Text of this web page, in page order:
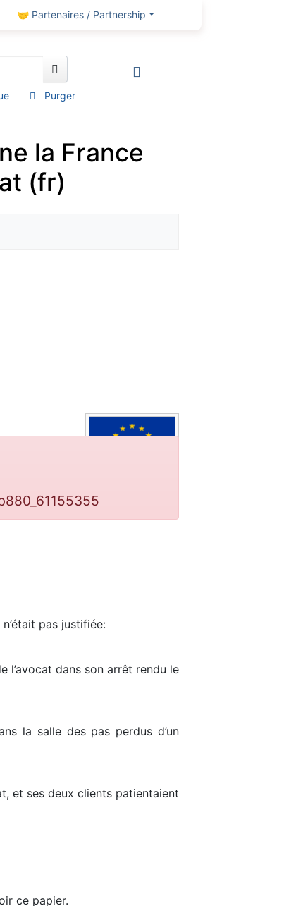
🤝 Partenaires / Partnership
Purger
la France
(fr)
pas justifiée:
l’avocat dans son arrêt rendu le
la salle des pas perdus d’un
et ses deux clients patientaient
ce papier.